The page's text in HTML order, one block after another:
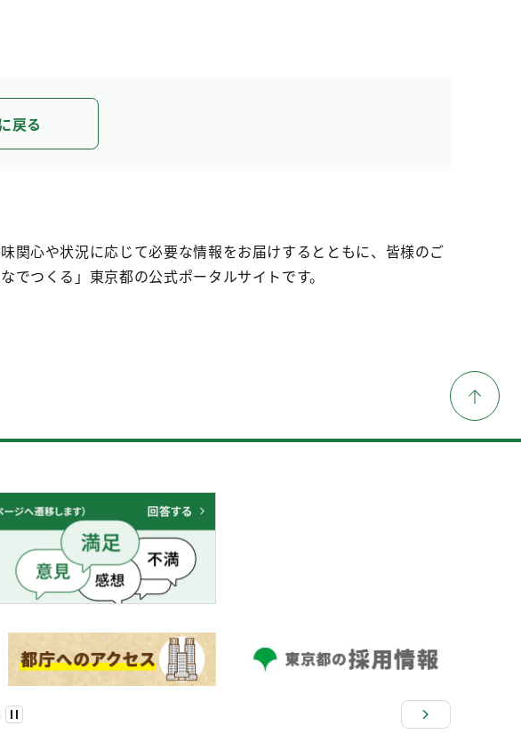
戻る
関心や状況に応じて必要な情報をお届けするとともに、皆様のご
でつくる」東京都の公式ポータルサイトです。